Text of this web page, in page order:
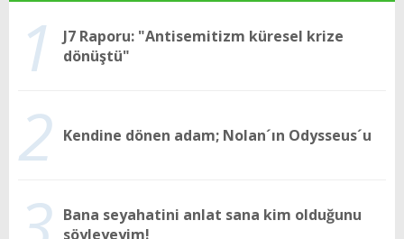
1
J7 Raporu: "Antisemitizm küresel krize
dönüştü"
2 Kendine dönen adam; Nolan´ın Odysseus´u
Bana seyahatini anlat sana kim olduğunu
söyleyeyim!